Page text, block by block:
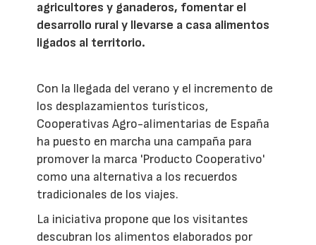
agricultores y ganaderos, fomentar el
desarrollo rural y llevarse a casa alimentos
ligados al territorio.
Con la llegada del verano y el incremento de
los desplazamientos turísticos,
Cooperativas Agro-alimentarias de España
ha puesto en marcha una campaña para
promover la marca 'Producto Cooperativo'
como una alternativa a los recuerdos
tradicionales de los viajes.
La iniciativa propone que los visitantes
descubran los alimentos elaborados por